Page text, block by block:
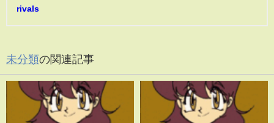
rivals
未分類の関連記事